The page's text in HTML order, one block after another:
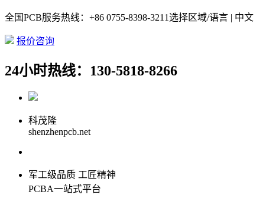
全国PCB服务热线：+86 0755-8398-3211选择区域/语言 | 中文
报价咨询
24小时热线：130-5818-8266
科茂隆
shenzhenpcb.net
军工级品质 工匠精神
PCBA一站式平台